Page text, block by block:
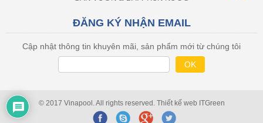
ĐĂNG KÝ NHẬN EMAIL
Cập nhật thông tin khuyên mãi, sản phẩm mới từ chúng tôi
© 2017 Vinapool. All rights reserved. Thiết kế web ITGreen